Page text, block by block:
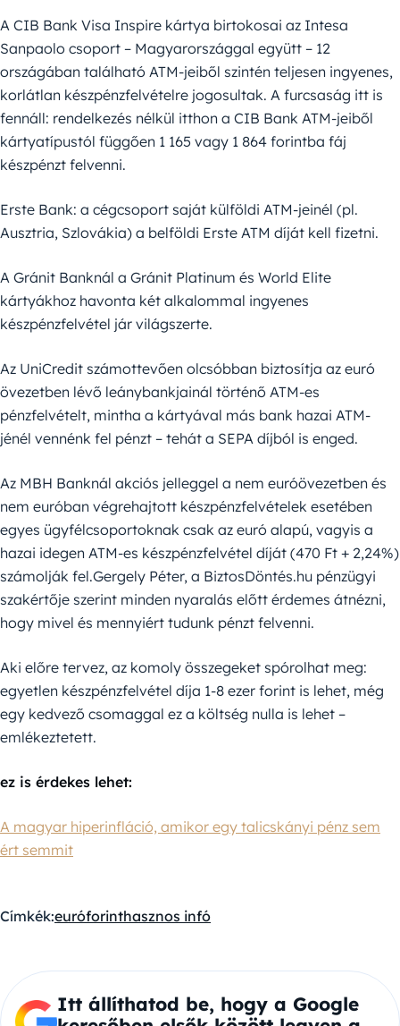
A CIB Bank Visa Inspire kártya birtokosai az Intesa
Sanpaolo csoport – Magyarországgal együtt – 12
országában található ATM-jeiből szintén teljesen ingyenes,
korlátlan készpénzfelvételre jogosultak. A furcsaság itt is
fennáll: rendelkezés nélkül itthon a CIB Bank ATM-jeiből
kártyatípustól függően 1 165 vagy 1 864 forintba fáj
készpénzt felvenni.
Erste Bank: a cégcsoport saját külföldi ATM-jeinél (pl.
Ausztria, Szlovákia) a belföldi Erste ATM díját kell fizetni.
A Gránit Banknál a Gránit Platinum és World Elite
kártyákhoz havonta két alkalommal ingyenes
készpénzfelvétel jár világszerte.
Az UniCredit számottevően olcsóbban biztosítja az euró
övezetben lévő leánybankjainál történő ATM-es
pénzfelvételt, mintha a kártyával más bank hazai ATM-
jénél vennénk fel pénzt – tehát a SEPA díjból is enged.
Az MBH Banknál akciós jelleggel a nem euróövezetben és
nem euróban végrehajtott készpénzfelvételek esetében
egyes ügyfélcsoportoknak csak az euró alapú, vagyis a
hazai idegen ATM-es készpénzfelvétel díját (470 Ft + 2,24%)
számolják fel.Gergely Péter, a BiztosDöntés.hu pénzügyi
szakértője szerint minden nyaralás előtt érdemes átnézni,
hogy mivel és mennyiért tudunk pénzt felvenni.
Aki előre tervez, az komoly összegeket spórolhat meg:
egyetlen készpénzfelvétel díja 1-8 ezer forint is lehet, még
egy kedvező csomaggal ez a költség nulla is lehet –
emlékeztetett.
ez is érdekes lehet:
A magyar hiperinfláció, amikor egy talicskányi pénz sem
ért semmit
Címkék:euróforinthasznos infó
Itt állíthatod be, hogy a Google